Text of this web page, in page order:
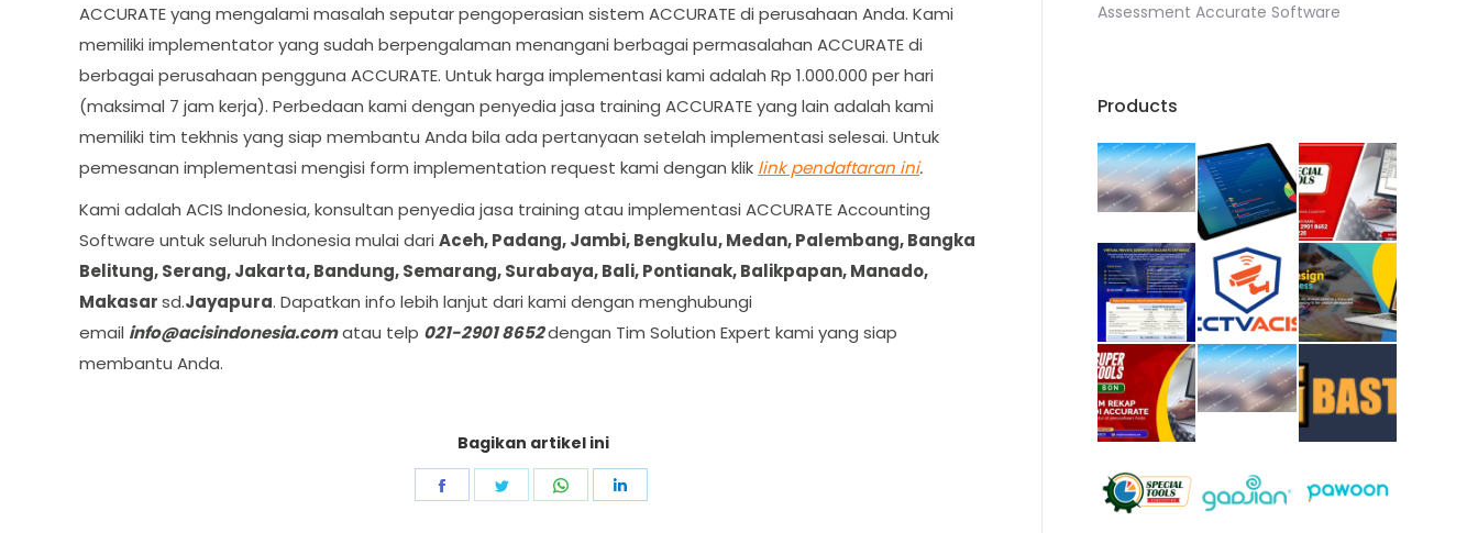
ACCURATE yang mengalami masalah seputar pengoperasian sistem ACCURATE di perusahaan Anda. Kami
memiliki implementator yang sudah berpengalaman menangani berbagai permasalahan ACCURATE di
berbagai perusahaan pengguna ACCURATE. Untuk harga implementasi kami adalah Rp 1.000.000 per hari
(maksimal 7 jam kerja). Perbedaan kami dengan penyedia jasa training ACCURATE yang lain adalah kami
memiliki tim tekhnis yang siap membantu Anda bila ada pertanyaan setelah implementasi selesai. Untuk
pemesanan implementasi mengisi form implementation request kami dengan klik link pendaftaran ini.
Kami adalah ACIS Indonesia, konsultan penyedia jasa training atau implementasi ACCURATE Accounting
Software untuk seluruh Indonesia mulai dari Aceh, Padang, Jambi, Bengkulu, Medan, Palembang, Bangka
Belitung, Serang, Jakarta, Bandung, Semarang, Surabaya, Bali, Pontianak, Balikpapan, Manado,
Makasarsd.Jayapura. Dapatkan info lebih lanjut dari kami dengan menghubungi
email info@acisindonesia.comatau telp 021-2901 8652dengan Tim Solution Expert kami yang siap
membantu Anda.
Bagikan artikel ini
Share
Share
Share
Assessment Accurate Software
Products